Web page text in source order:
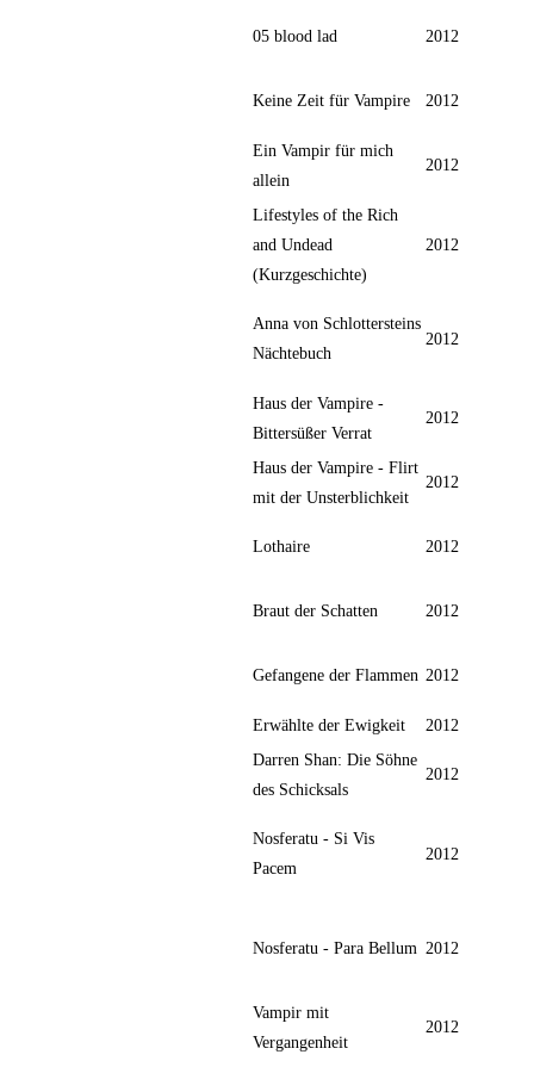
05 blood lad 2012
Keine Zeit für Vampire 2012
Ein Vampir für mich
allein
2012
Lifestyles of the Rich
and Undead
(Kurzgeschichte)
2012
Anna von Schlottersteins
Nächtebuch
2012
Haus der Vampire -
Bittersüßer Verrat
2012
Haus der Vampire - Flirt
mit der Unsterblichkeit
2012
Lothaire 2012
Braut der Schatten 2012
Gefangene der Flammen 2012
Erwählte der Ewigkeit
2012
Darren Shan: Die Söhne
des Schicksals
2012
Nosferatu - Si Vis
Pacem
2012
Nosferatu - Para Bellum 2012
Vampir mit
Vergangenheit
2012